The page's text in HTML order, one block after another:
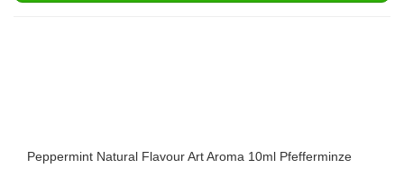
Peppermint Natural Flavour Art Aroma 10ml Pfefferminze